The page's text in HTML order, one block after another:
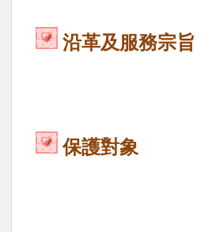
沿革及服務宗旨
保護對象